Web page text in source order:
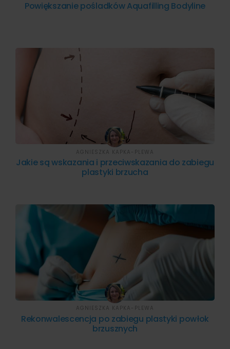
Powiększanie pośladków Aquafilling Bodyline
Jakie są wskazania i przeciwskazania do zabiegu
plastyki brzucha
AGNIESZKA KAPKA-PLEWA
Rekonwalescencja po zabiegu plastyki powłok
brzusznych
AGNIESZKA KAPKA-PLEWA